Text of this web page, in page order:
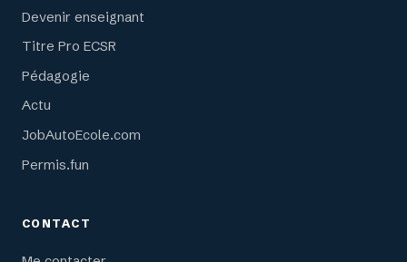
Devenir enseignant
Titre Pro ECSR
Pédagogie
Actu
JobAutoEcole.com
Permis.fun
CONTACT